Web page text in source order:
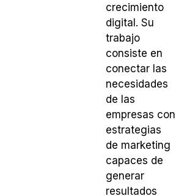
crecimiento
digital. Su
trabajo
consiste en
conectar las
necesidades
de las
empresas con
estrategias
de marketing
capaces de
generar
resultados